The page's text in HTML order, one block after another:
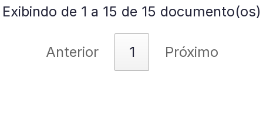
Exibindo de 1 a 15 de 15 documento(os)
Anterior 1 Próximo